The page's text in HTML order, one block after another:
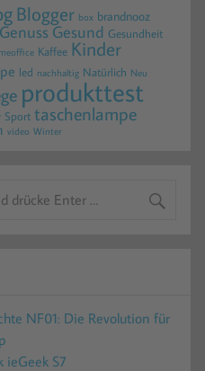
Blogger box brandnooz
GenussGesund Gesundheit
Kaffee Kinder
led nachhaltig Natürlich Neu
produkttest
Sport taschenlampe
video Winter
NF01: Die Revolution für
ieGeek S7